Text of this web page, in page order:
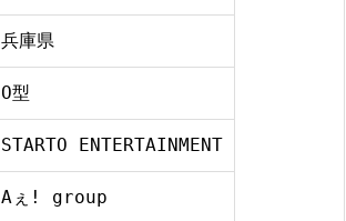
兵庫県
O型
STARTO ENTERTAINMENT
Aぇ! group